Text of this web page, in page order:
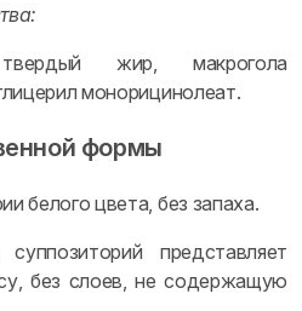
жир, макрогола
монорицинолеат.
формы
белого цвета, без запаха.
представляет
без слоев, не содержащую